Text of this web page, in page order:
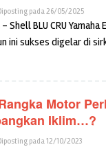
pada26/05/2025
Shell BLU CRU Yamaha
ini sukses digelar di
Motor
Iklim…?
pada12/10/2023